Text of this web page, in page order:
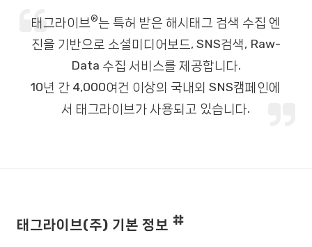
태그라이브 ®는 특허 받은 해시태그 검색 수집 엔
진을 기반으로 소셜미디어보드, SNS검색, Raw-
Data 수집 서비스를 제공합니다.
10년 간 4,000여건 이상의 국내외 SNS캠페인에
서 태그라이브가 사용되고 있습니다.
태그라이브(주) 기본 정보